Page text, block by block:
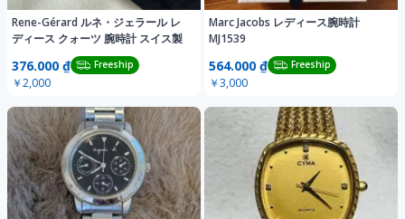
Rene-Gérard ルネ・ジェラール レ
ディース クォーツ 腕時計 スイス製
376.000 ₫ Freeship
￥2,000
Marc Jacobs レディース腕時計
MJ1539
564.000 ₫ Freeship
￥3,000